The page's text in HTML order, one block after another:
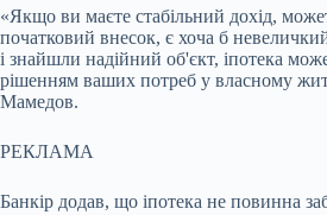
«Якщо ви маєте стабільний дохід,
початковий внесок, є хоча б
і знайшли надійний об'єкт, іпотека
рішенням ваших потреб у власному
Мамедов.
РЕКЛАМА
Банкір додав, що іпотека не повинна